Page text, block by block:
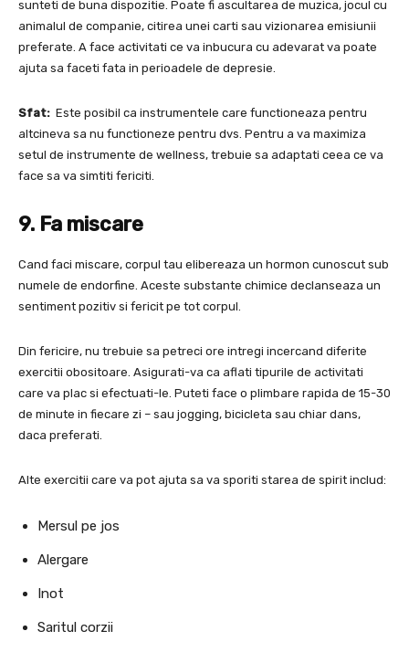
sunteti de buna dispozitie. Poate fi ascultarea de muzica, jocul cu
animalul de companie, citirea unei carti sau vizionarea emisiunii
preferate. A face activitati ce va inbucura cu adevarat va poate
ajuta sa faceti fata in perioadele de depresie.
Sfat: Este posibil ca instrumentele care functioneaza pentru
altcineva sa nu functioneze pentru dvs. Pentru a va maximiza
setul de instrumente de wellness, trebuie sa adaptati ceea ce va
face sa va simtiti fericiti.
9. Fa miscare
Cand faci miscare, corpul tau elibereaza un hormon cunoscut sub
numele de endorfine. Aceste substante chimice declanseaza un
sentiment pozitiv si fericit pe tot corpul.
Din fericire, nu trebuie sa petreci ore intregi incercand diferite
exercitii obositoare. Asigurati-va ca aflati tipurile de activitati
care va plac si efectuati-le. Puteti face o plimbare rapida de 15-30
de minute in fiecare zi – sau jogging, bicicleta sau chiar dans,
daca preferati.
Alte exercitii care va pot ajuta sa va sporiti starea de spirit includ:
Mersul pe jos
Alergare
Inot
Saritul corzii